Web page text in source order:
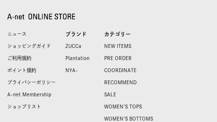
ニュース
ショッピングガイド
ご利用規約
ポイント規約
プライバシーポリシー
A-net Membership
ショップリスト
ブランド
ZUCCa
Plantation
NYA-
カテゴリー
NEW ITEMS
PRE ORDER
COORDINATE
RECOMMEND
SALE
WOMEN'S TOPS
WOMEN'S BOTTOMS